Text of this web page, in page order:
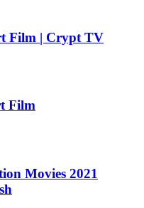
Film | Crypt TV
Film
Movies 2021